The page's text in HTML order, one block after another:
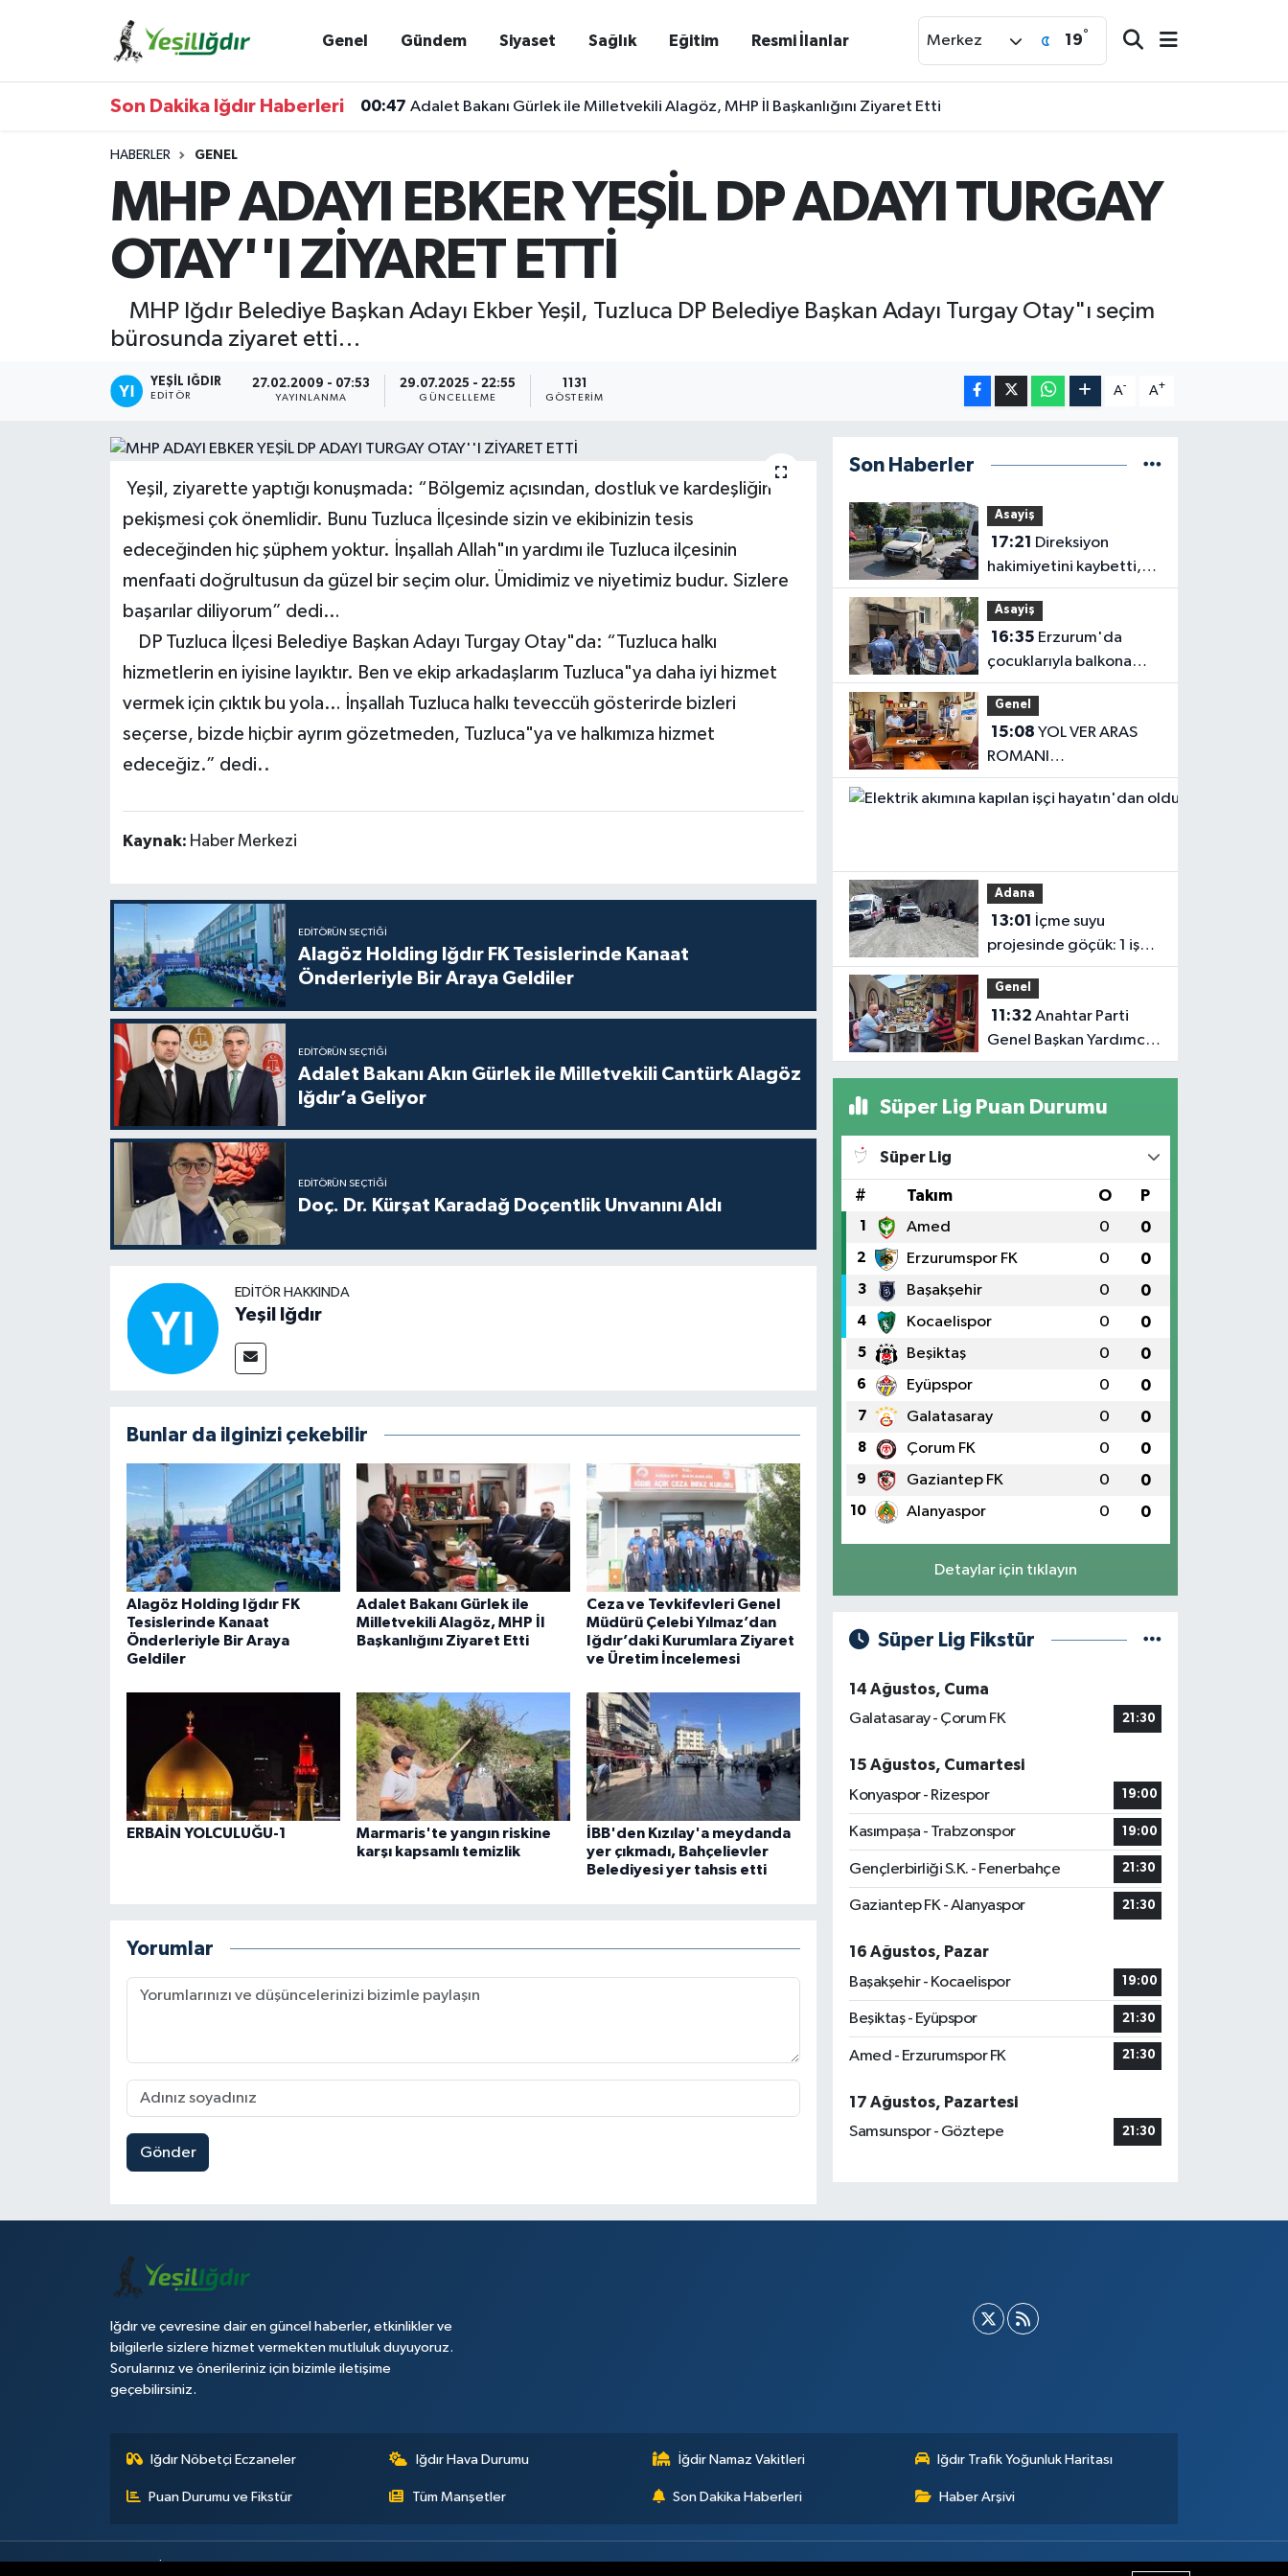
Genel Gündem Siyaset Sağlık Eğitim Resmi İlanlar Merkez 19°
Son Dakika Iğdır Haberleri 00:47 Adalet Bakanı Gürlek ile Milletvekili Alagöz, MHP İl Başkanlığını Ziyaret Etti
HABERLER GENEL
MHP ADAYI EBKER YEŞİL DP ADAYI TURGAY
OTAY''I ZİYARET ETTİ
MHP Iğdır Belediye Başkan Adayı Ekber Yeşil, Tuzluca DP Belediye Başkan Adayı Turgay Otay"ı seçim
bürosunda ziyaret etti…
YEŞIL IĞDIR
EDITÖR
27.02.2009 - 07:53
YAYINLANMA
29.07.2025 - 22:55
GÜNCELLEME
1131
GÖSTERIM
A- A+
Yeşil, ziyarette yaptığı konuşmada: “Bölgemiz açısından, dostluk ve kardeşliğin
pekişmesi çok önemlidir. Bunu Tuzluca İlçesinde sizin ve ekibinizin tesis
edeceğinden hiç şüphem yoktur. İnşallah Allah"ın yardımı ile Tuzluca ilçesinin
menfaati doğrultusun da güzel bir seçim olur. Ümidimiz ve niyetimiz budur. Sizlere
başarılar diliyorum” dedi…
DP Tuzluca İlçesi Belediye Başkan Adayı Turgay Otay"da: “Tuzluca halkı
hizmetlerin en iyisine layıktır. Ben ve ekip arkadaşlarım Tuzluca"ya daha iyi hizmet
vermek için çıktık bu yola… İnşallah Tuzluca halkı teveccüh gösterirde bizleri
seçerse, bizde hiçbir ayrım gözetmeden, Tuzluca"ya ve halkımıza hizmet
edeceğiz.” dedi..
Kaynak: Haber Merkezi
EDITÖRÜN SEÇTIĞI
Alagöz Holding Iğdır FK Tesislerinde Kanaat
Önderleriyle Bir Araya Geldiler
EDITÖRÜN SEÇTIĞI
Adalet Bakanı Akın Gürlek ile Milletvekili Cantürk Alagöz
Iğdır’a Geliyor
EDITÖRÜN SEÇTIĞI
Doç. Dr. Kürşat Karadağ Doçentlik Unvanını Aldı
EDITÖR HAKKINDA
Yeşil Iğdır
Bunlar da ilginizi çekebilir
Alagöz Holding Iğdır FK
Tesislerinde Kanaat
Önderleriyle Bir Araya
Geldiler
Adalet Bakanı Gürlek ile
Milletvekili Alagöz, MHP İl
Başkanlığını Ziyaret Etti
Ceza ve Tevkifevleri Genel
Müdürü Çelebi Yılmaz’dan
Iğdır’daki Kurumlara Ziyaret
ve Üretim İncelemesi
ERBAİN YOLCULUĞU-1
Marmaris'te yangın riskine
karşı kapsamlı temizlik
İBB'den Kızılay'a meydanda
yer çıkmadı, Bahçelievler
Belediyesi yer tahsis etti
Yorumlar
Gönder
Son Haberler
Asayiş
17:21
hakimiyetini kaybetti,
karşı şeritteki otomobile
çarptı
Asayiş
16:35
çocuklarıyla balkona
çıkan uzaklaştırma
kararlı koca ikna edildi
Genel
15:08
ROMANI
OKUYUCUSUYLA
BULUŞTU
Adana
13:01
projesinde göçük: 1 işçi
hayatını kaybetti, 1'i
ağır yaralı
Genel
11:32
Genel Başkan Yardımcısı
Demiröz, Iğdır’da Basın
Süper Lig Puan Durumu
Süper Lig
# Takım O P
1 Amed 0 0
2 Erzurumspor FK 0 0
3 Başakşehir 0 0
4 Kocaelispor 0 0
5 Beşiktaş 0 0
6 Eyüpspor 0 0
7 Galatasaray 0 0
8 Çorum FK 0 0
9 Gaziantep FK 0 0
10 Alanyaspor 0 0
Detaylar için tıklayın
Süper Lig Fikstür
14 Ağustos, Cuma
Galatasaray - Çorum FK
21:30
15 Ağustos, Cumartesi
Konyaspor - Rizespor
19:00
Kasımpaşa - Trabzonspor 19:00
Gençlerbirliği S.K. - Fenerbahçe 21:30
Gaziantep FK - Alanyaspor 21:30
16 Ağustos, Pazar
Başakşehir - Kocaelispor
19:00
Beşiktaş - Eyüpspor 21:30
Amed - Erzurumspor FK 21:30
17 Ağustos, Pazartesi
Samsunspor - Göztepe
21:30
Iğdır ve çevresine dair en güncel haberler, etkinlikler ve
bilgilerle sizlere hizmet vermekten mutluluk duyuyoruz.
Sorularınız ve önerileriniz için bizimle iletişime
geçebilirsiniz.
Iğdır Nöbetçi Eczaneler Iğdır Hava Durumu İğdir Namaz Vakitleri Iğdır Trafik Yoğunluk Haritası
Puan Durumu ve Fikstür Tüm Manşetler Son Dakika Haberleri Haber Arşivi
Iğdır Trafik Yoğunluk Haritası
Süper Lig Puan Durumu ve Fikstür
Tüm Manşetler